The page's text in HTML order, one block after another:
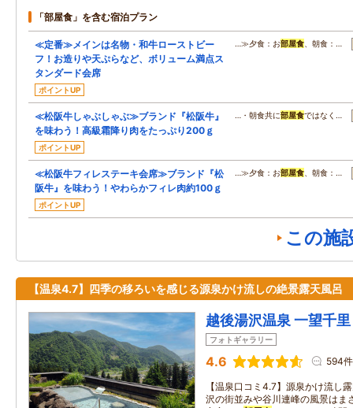
「部屋食」を含む宿泊プラン
≪定番≫メインは名物・和牛ローストビー
フ！お造りや天ぷらなど、ボリューム満点ス
タンダード会席
ポイントUP
…≫夕食：お部屋食 、朝食：…
≪松阪牛しゃぶしゃぶ≫ブランド『松阪牛』
を味わう！高級霜降り肉をたっぷり200ｇ
ポイントUP
…・朝食共に部屋食ではなく…
≪松阪牛フィレステーキ会席≫ブランド『松
阪牛』を味わう！やわらかフィレ肉約100ｇ
ポイントUP
…≫夕食：お部屋食 、朝食：…
この施
【温泉4.7】四季の移ろいを感じる源泉かけ流しの絶景露天風呂
越後湯沢温泉 一望千
フォトギャラリー
4.6 594件
【温泉口コミ4.7】源泉かけ流し
沢の街並みや谷川連峰の風景はま